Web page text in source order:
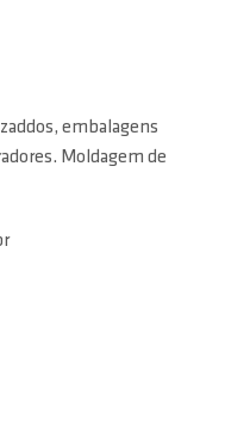
embalagens
Moldagem de